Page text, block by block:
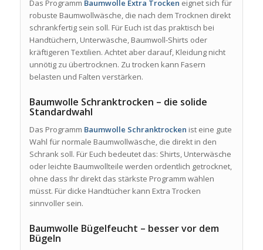
Das Programm Baumwolle Extra Trocken eignet sich für
robuste Baumwollwäsche, die nach dem Trocknen direkt
schrankfertig sein soll. Für Euch ist das praktisch bei
Handtüchern, Unterwäsche, Baumwoll-Shirts oder
kräftigeren Textilien. Achtet aber darauf, Kleidung nicht
unnötig zu übertrocknen. Zu trocken kann Fasern
belasten und Falten verstärken.
Baumwolle Schranktrocken – die solide
Standardwahl
Das Programm Baumwolle Schranktrocken ist eine gute
Wahl für normale Baumwollwäsche, die direkt in den
Schrank soll. Für Euch bedeutet das: Shirts, Unterwäsche
oder leichte Baumwollteile werden ordentlich getrocknet,
ohne dass Ihr direkt das stärkste Programm wählen
müsst. Für dicke Handtücher kann Extra Trocken
sinnvoller sein.
Baumwolle Bügelfeucht – besser vor dem
Bügeln